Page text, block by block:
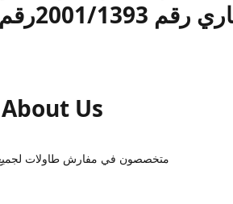
2001/1393رقم الي 17439546
About Us
متخصصون في مفارش طاولات لجميع